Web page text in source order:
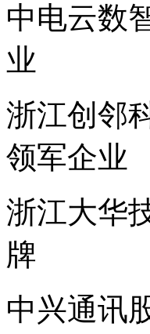
中电云数
业
浙江创邻
领军企业
浙江大华
牌
中兴通讯